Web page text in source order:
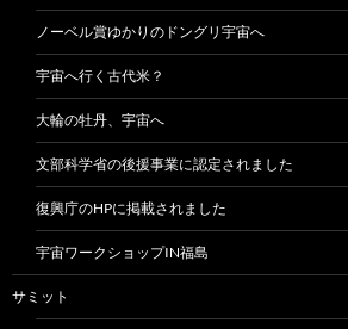
ノーベル賞ゆかりのドングリ宇宙へ
宇宙へ行く古代米？
大輪の牡丹、宇宙へ
文部科学省の後援事業に認定されました
復興庁のHPに掲載されました
宇宙ワークショップIN福島
サミット